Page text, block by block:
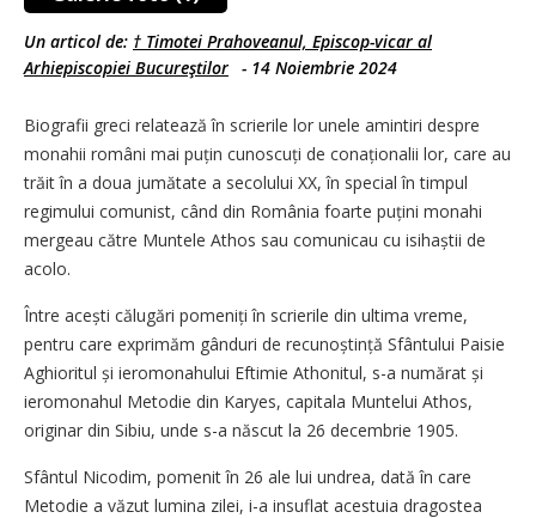
Un articol de: † Timotei Prahoveanul, Episcop-vicar al
Arhiepiscopiei Bucureştilor - 14 Noiembrie 2024
Biografii greci relatează în scrierile lor unele amintiri despre
monahii români mai puțin cunoscuți de cona­țio­nalii lor, care au
trăit în a doua jumătate a secolului XX, în special în timpul
regimului comunist, când din România foarte puțini monahi
mergeau către Muntele Athos sau comunicau cu isihaștii de
acolo.
Între acești călugări pomeniți în scrierile din ultima vreme,
pentru care exprimăm gânduri de recu­noș­tință Sfântului Paisie
Aghioritul și ieromonahului Eftimie Athonitul, s-a numărat și
ieromonahul Metodie din Karyes, capitala Muntelui Athos,
originar din Sibiu, unde s-a născut la 26 decembrie 1905.
Sfântul Nicodim, pomenit în 26 ale lui undrea, dată în care
Metodie a văzut lumina zilei, i-a insuflat acestuia dragostea